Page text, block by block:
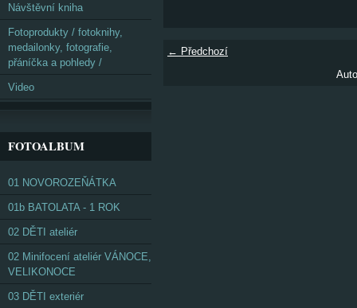
← Předchozí
Návštěvní kniha
Fotoprodukty / fotoknihy,
medailonky, fotografie,
přáníčka a pohledy /
Video
FOTOALBUM
01 NOVOROZEŇÁTKA
01b BATOLATA - 1 ROK
02 DĚTI ateliér
02 Minifocení ateliér VÁNOCE,
VELIKONOCE
03 DĚTI exteriér